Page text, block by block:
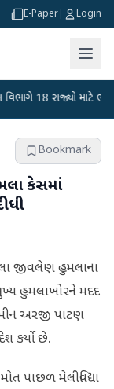
E-Paper Login
રાજ્યો માટે ભારે
Bookmark
કેસમાં
જીવલેણ હુમલાના
હુમલાખોરને મદદ
અરજી પાટણ
કર્યો છે.
પાછળ મેલીવિદ્યા